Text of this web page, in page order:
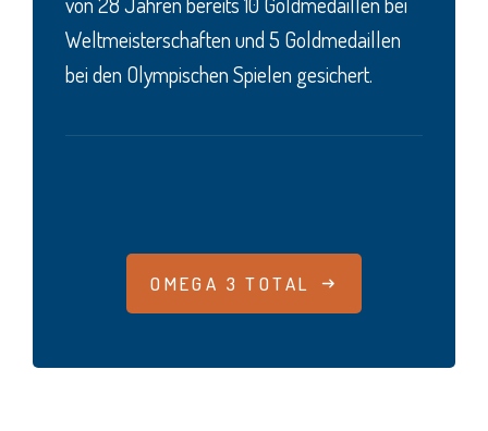
Weltmeisterschaften und 5 Goldmedaillen
bei den Olympischen Spielen gesichert.
OMEGA 3 TOTAL